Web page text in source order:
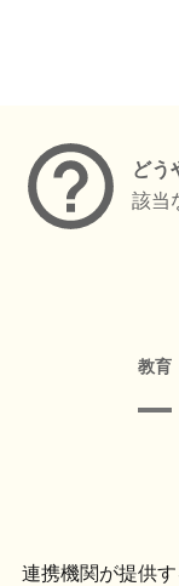
どう
該当
教育
連携機関が提供す